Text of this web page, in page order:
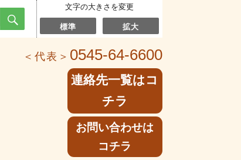
検 文字の大きさを変更
標準 拡大
＜代表＞ 0545-64-6600
連絡先一覧はコ
チラ
お問い合わせは
コチラ